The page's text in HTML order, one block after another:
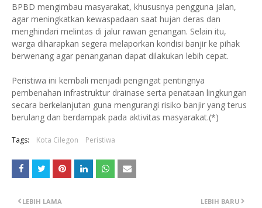
BPBD mengimbau masyarakat, khususnya pengguna jalan,
agar meningkatkan kewaspadaan saat hujan deras dan
menghindari melintas di jalur rawan genangan. Selain itu,
warga diharapkan segera melaporkan kondisi banjir ke pihak
berwenang agar penanganan dapat dilakukan lebih cepat.
Peristiwa ini kembali menjadi pengingat pentingnya
pembenahan infrastruktur drainase serta penataan lingkungan
secara berkelanjutan guna mengurangi risiko banjir yang terus
berulang dan berdampak pada aktivitas masyarakat.(*)
Tags: Kota Cilegon Peristiwa
LEBIH BARU
LEBIH LAMA